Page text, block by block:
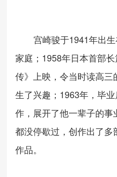
宫崎骏于1941年出
家庭； 1958年日本首部
传》上映，令当时读高三
生了兴趣； 1963年，毕
作，展开了他一辈子的事
都没停歇过，创作出了多
作品。